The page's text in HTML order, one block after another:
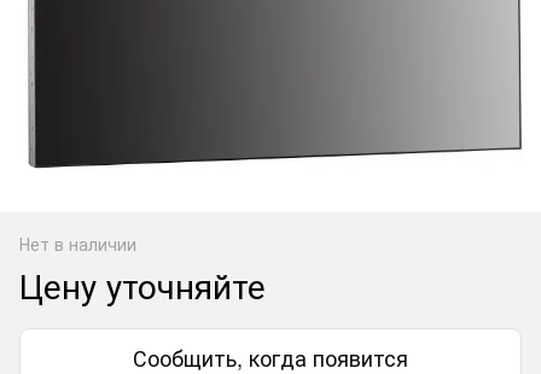
Нет в наличии
Цену уточняйте
Сообщить, когда появится